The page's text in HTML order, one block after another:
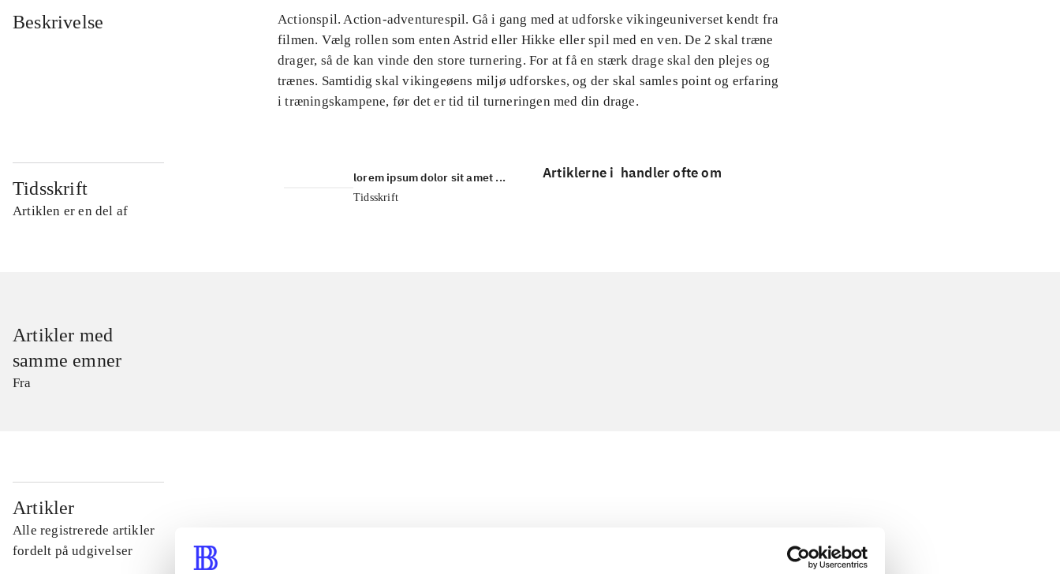
Beskrivelse
Actionspil. Action-adventurespil. Gå i gang med at udforske vikingeuniverset kendt fra
filmen. Vælg rollen som enten Astrid eller Hikke eller spil med en ven. De 2 skal træne
drager, så de kan vinde den store turnering. For at få en stærk drage skal den plejes og
trænes. Samtidig skal vikingeøens miljø udforskes, og der skal samles point og erfaring
i træningskampene, før det er tid til turneringen med din drage.
Tidsskrift
Artiklen er en del af
lorem ipsum dolor sit amet ...
Tidsskrift
Artiklerne i handler ofte om
Artikler med
samme emner
Fra
Artikler
Alle registrerede artikler
fordelt på udgivelser